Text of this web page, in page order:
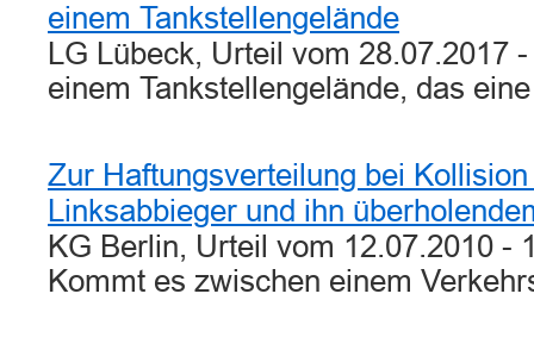
einem Tankstellengelände
LG Lübeck, Urteil vom 28.07.2017
einem Tankstellengelände, das
Zur Haftungsverteilung bei
Linksabbieger und ihn
KG Berlin, Urteil vom 12.07.2010 -
Kommt es zwischen einem